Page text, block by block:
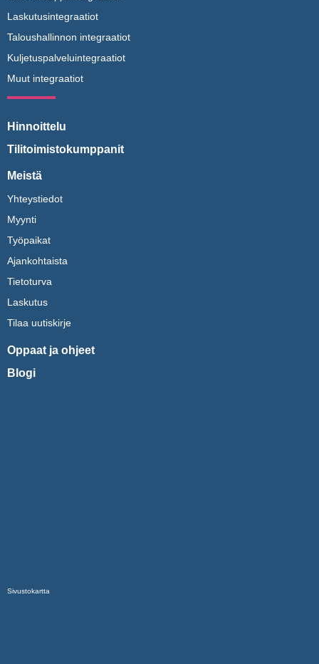
Laskutusintegraatiot
Taloushallinnon integraatiot
Kuljetuspalveluintegraatiot
Muut integraatiot
Hinnoittelu
Tilitoimistokumppanit
Meistä
Yhteystiedot
Myynti
Työpaikat
Ajankohtaista
Tietoturva
Laskutus
Tilaa uutiskirje
Oppaat ja ohjeet
Blogi
Sivustokartta